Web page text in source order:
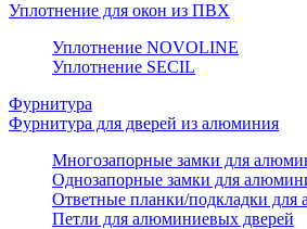
Уплотнение для окон из ПВХ
Уплотнение NOVOLINE
Уплотнение SECIL
Фурнитура
Фурнитура для дверей из алюминия
Многозапорные замки для
Однозапорные замки для
Ответные планки/подкладки для
Петли для алюминиевых дверей